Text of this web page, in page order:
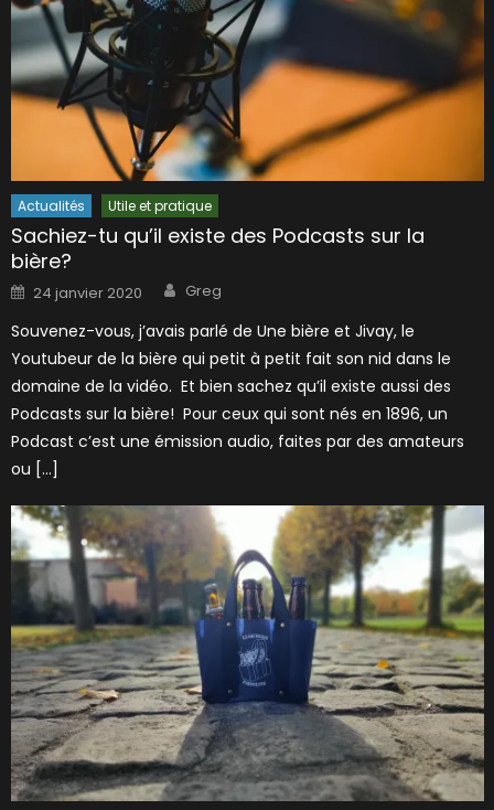
Actualités Utile et pratique
Sachiez-tu qu’il existe des Podcasts sur la
bière?
Posted
on
24 janvier 2020 Author
Greg
Souvenez-vous, j’avais parlé de Une bière et Jivay, le
Youtubeur de la bière qui petit à petit fait son nid dans le
domaine de la vidéo. Et bien sachez qu’il existe aussi des
Podcasts sur la bière! Pour ceux qui sont nés en 1896, un
Podcast c’est une émission audio, faites par des amateurs
ou […]